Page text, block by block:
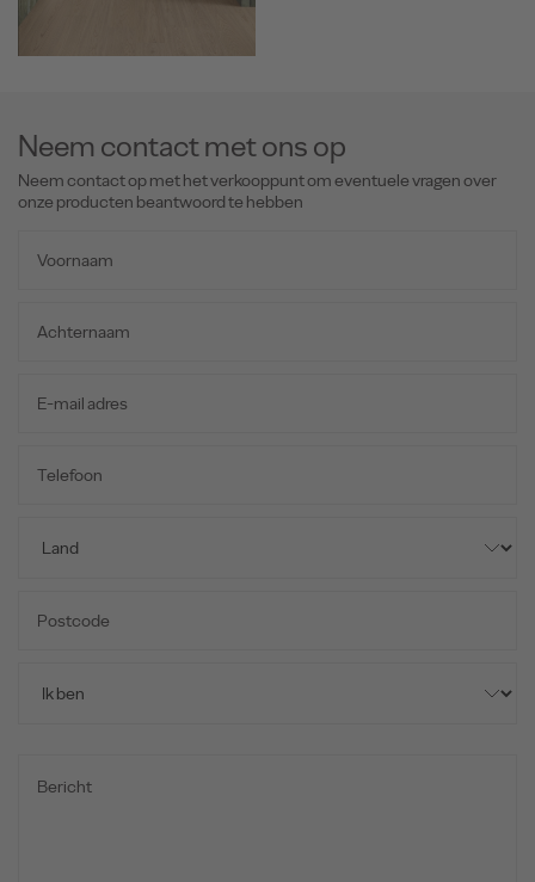
Neem contact met ons op
Neem contact op met het verkooppunt om eventuele vragen over
onze producten beantwoord te hebben